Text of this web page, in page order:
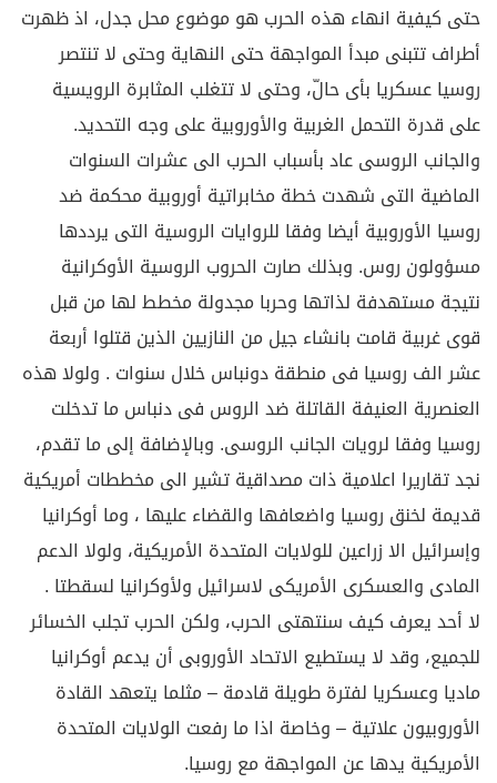
حتى كيفية انهاء هذه الحرب هو موضوع محل جدل، اذ ظهرت
أطراف تتبنى مبدأ المواجهة حتى النهاية وحتى لا تنتصر
روسيا عسكريا بأى حالّ، وحتى لا تتغلب المثابرة الرويسية
على قدرة التحمل الغربية والأوروبية على وجه التحديد.
والجانب الروسى عاد بأسباب الحرب الى عشرات السنوات
الماضية التى شهدت خطة مخابراتية أوروبية محكمة ضد
روسيا الأوروبية أيضا وفقا للروايات الروسية التى يرددها
مسؤولون روس. وبذلك صارت الحروب الروسية الأوكرانية
نتيجة مستهدفة لذاتها وحربا مجدولة مخطط لها من قبل
قوى غربية قامت بانشاء جيل من النازيين الذين قتلوا أربعة
عشر الف روسيا فى منطقة دونباس خلال سنوات . ولولا هذه
العنصرية العنيفة القاتلة ضد الروس فى دنباس ما تدخلت
روسيا وفقا لرويات الجانب الروسى. وبالإضافة إلى ما تقدم،
نجد تقاريرا اعلامية ذات مصداقية تشير الى مخططات أمريكية
قديمة لخنق روسيا واضعافها والقضاء عليها ، وما أوكرانيا
وإسرائيل الا زراعين للولايات المتحدة الأمريكية، ولولا الدعم
المادى والعسكرى الأمريكى لاسرائيل ولأوكرانيا لسقطتا .
لا أحد يعرف كيف سنتهتى الحرب، ولكن الحرب تجلب الخسائر
للجميع، وقد لا يستطيع الاتحاد الأوروبى أن يدعم أوكرانيا
ماديا وعسكريا لفترة طويلة قادمة – مثلما يتعهد القادة
الأوروبيون علاتية – وخاصة اذا ما رفعت الولايات المتحدة
الأمريكية يدها عن المواجهة مع روسيا.